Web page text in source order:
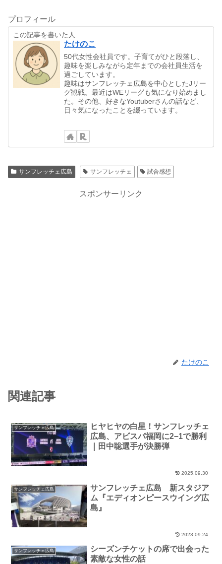
プロフィール
この記事を書いた人
たけのこ
50代女性会社員です。子育てがひと段落し、
趣味を楽しみながら定年までの会社員生活を
過ごしています。
趣味はサンフレッチェ広島を中心としたJリー
グ観戦。最近はWEリーグも気になり始めまし
た。その他、好きなYoutuberさんの話など、
日々気になったことを綴っています。
サンフレッチェ広島 サンフレッチェ 試合感想
スポンサーリンク
たけのこ
関連記事
サンフレッチェ広島
ヒヤヒヤの白星！サンフレッチェ
広島、アビスパ福岡に2−1で勝利
｜田中聡選手が決勝弾
2025.09.30
サンフレッチェ広島
サンフレッチェ広島 新スタジア
ム『エディオンピースウイング広
島』
2023.09.24
サンフレッチェ広島
シーズンチケットの席で出会った
素敵な女性の話